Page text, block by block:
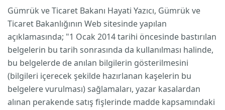
Gümrük ve Ticaret Bakanı Hayati Yazıcı, Gümrük ve
Ticaret Bakanlığının Web sitesinde yapılan
açıklamasında; "1 Ocak 2014 tarihi öncesinde bastırılan
belgelerin bu tarih sonrasında da kullanılması halinde,
bu belgelerde de anılan bilgilerin gösterilmesini
(bilgileri içerecek şekilde hazırlanan kaşelerin bu
belgelere vurulması) sağlamaları, yazar kasalardan
alınan perakende satış fişlerinde madde kapsamındaki